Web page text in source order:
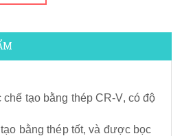
tạo bằng thép CR-V, có độ
bằng thép tốt, và được bọc